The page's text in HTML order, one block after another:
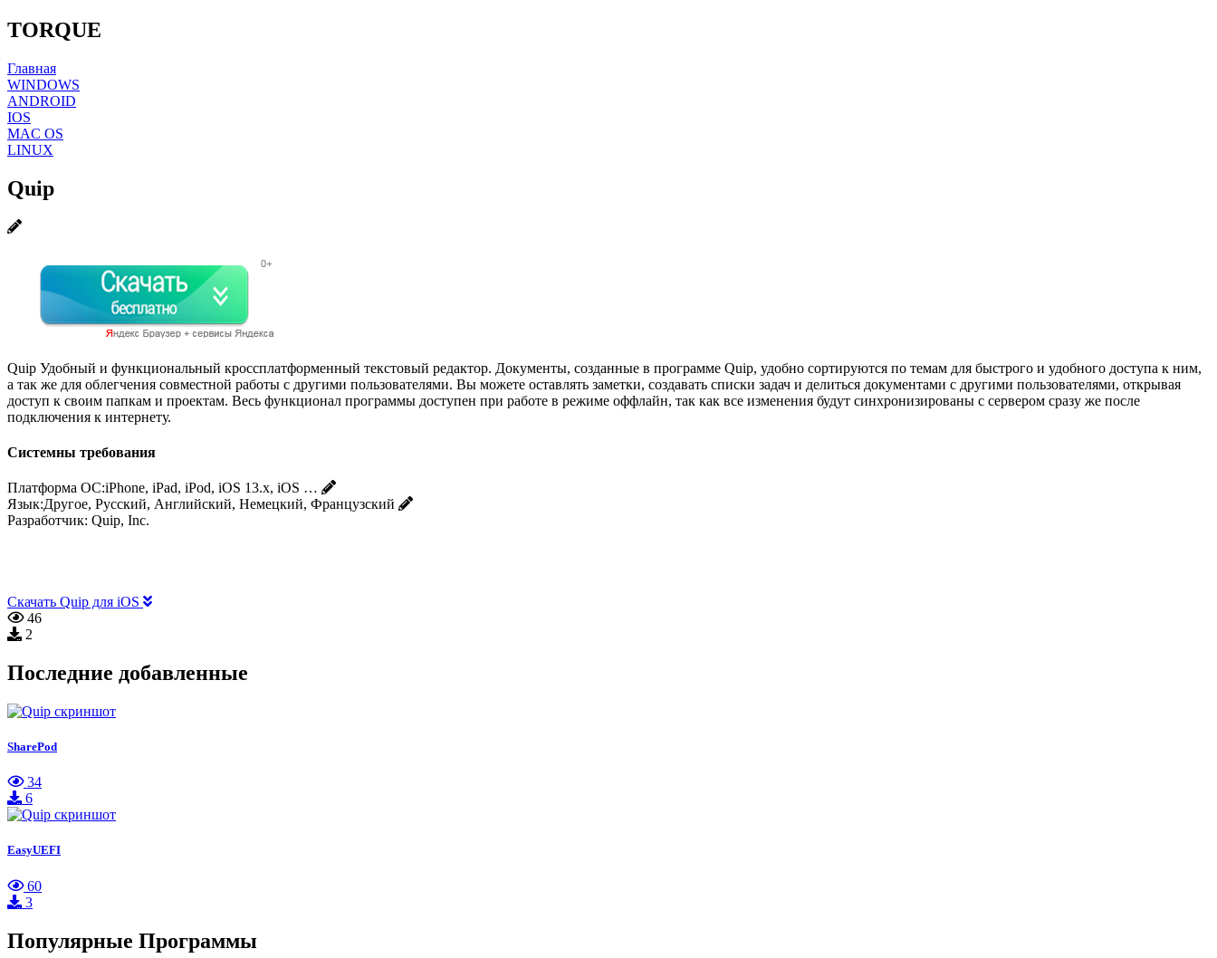
TORQUE
Главная
WINDOWS
ANDROID
IOS
MAC OS
LINUX
Quip
Quip Удобный и функциональный кроссплатформенный текстовый редактор. Документы, созданные в программе Quip, удобно сортируются по темам для быстрого и удобного доступа к ним,
а так же для облегчения совместной работы с другими пользователями. Вы можете оставлять заметки, создавать списки задач и делиться документами с другими пользователями, открывая
доступ к своим папкам и проектам. Весь функционал программы доступен при работе в режиме оффлайн, так как все изменения будут синхронизированы с сервером сразу же после
подключения к интернету.
Системны требования
Платформа ОС:iPhone, iPad, iPod, iOS 13.x, iOS …
Язык:Другое, Русский, Английский, Немецкий, Французский
Разработчик: Quip, Inc.
Скачать Quip для iOS
46
2
Последние добавленные
SharePod
34
6
EasyUEFI
60
3
Популярные Программы